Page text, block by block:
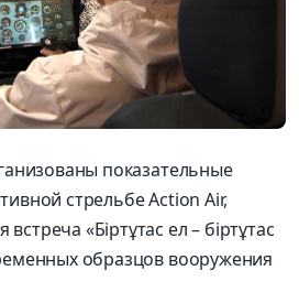
показательные
стрельбе Action Air,
«Біртұтас ел – біртұтас
образцов вооружения